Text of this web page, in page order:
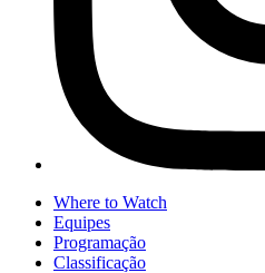
Where to Watch
Equipes
Programação
Classificação